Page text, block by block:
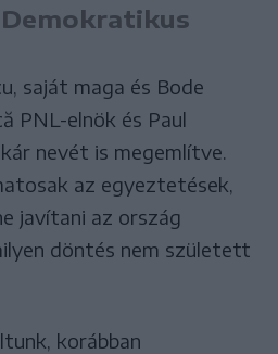
saját maga és Bode
PNL-elnök és Paul
nevét is megemlítve.
az egyeztetések,
javítani az ország
döntés nem született
korábban